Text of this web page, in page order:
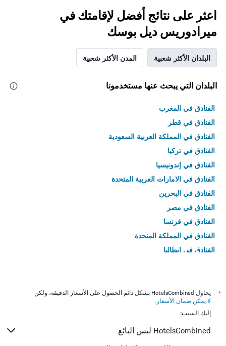
اعثر على نتائج أفضل لإقامتك في
ميرادوريس ديل بوسك
البلدان الأكثر شعبية المدن الأكثر شعبية
البلدان التي يبحث عنها مستخدمونا
الفنادق في المغرب
الفنادق في قطر
الفنادق في المملكة العربية السعودية
الفنادق في تركيا
الفنادق في إندونيسيا
الفنادق في الامارات العربية المتحدة
الفنادق في البحرين
الفنادق في مصر
الفنادق في فرنسا
الفنادق في المملكة المتحدة
الفنادق في إيطاليا
*
يحاول HotelsCombined بشكل دائم الحصول على الأسعار الدقيقة، ولكن
لا يمكن ضمان الأسعار .
إليك السبب:
HotelsCombined ليس البائع